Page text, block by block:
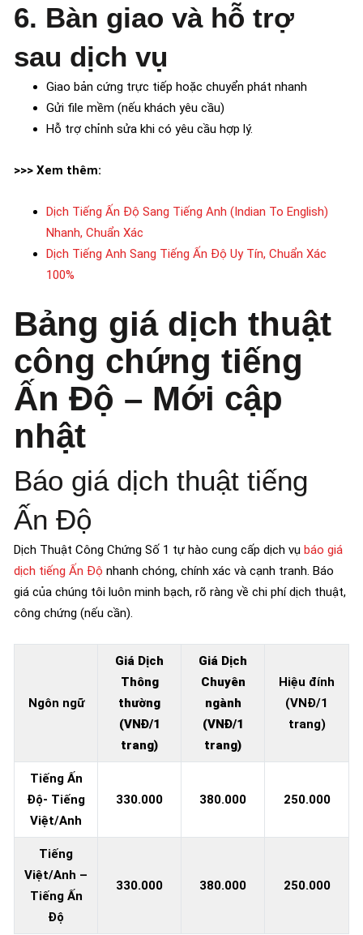
6. Bàn giao và hỗ trợ
sau dịch vụ
Giao bản cứng trực tiếp hoặc chuyển phát nhanh
Gửi file mềm (nếu khách yêu cầu)
Hỗ trợ chỉnh sửa khi có yêu cầu hợp lý.
>>> Xem thêm:
Dịch Tiếng Ấn Độ Sang Tiếng Anh (Indian To English)
Nhanh, Chuẩn Xác
Dịch Tiếng Anh Sang Tiếng Ấn Độ Uy Tín, Chuẩn Xác
100%
Bảng giá dịch thuật
công chứng tiếng
Ấn Độ – Mới cập
nhật
Báo giá dịch thuật tiếng
Ấn Độ
Dịch Thuật Công Chứng Số 1 tự hào cung cấp dịch vụ báo giá
dịch tiếng Ấn Độ nhanh chóng, chính xác và cạnh tranh. Báo
giá của chúng tôi luôn minh bạch, rõ ràng về chi phí dịch thuật,
công chứng (nếu cần).
Ngôn ngữ
Giá Dịch
Thông
thường
(VNĐ/1
trang)
Giá Dịch
Chuyên
ngành
(VNĐ/1
trang)
Hiệu đính
(VNĐ/1
trang)
Tiếng Ấn
Độ- Tiếng
Việt/Anh
330.000 380.000 250.000
Tiếng
Việt/Anh –
Tiếng Ấn
Độ
330.000 380.000 250.000